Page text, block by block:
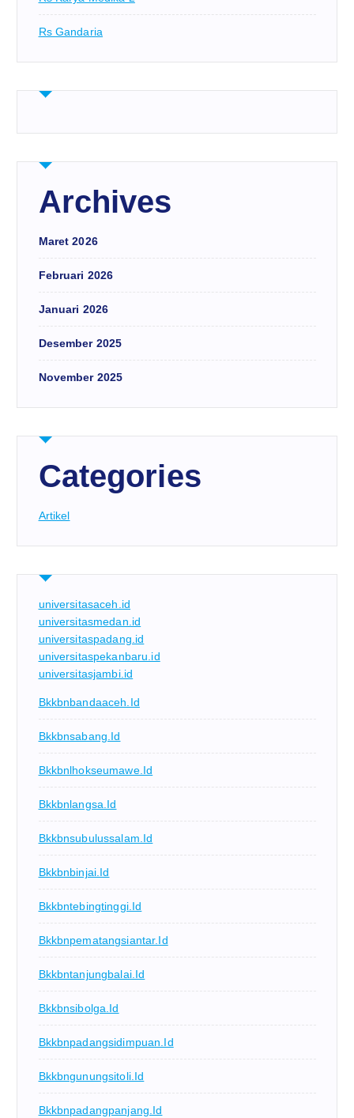
Rs Gandaria
Archives
Maret 2026
Februari 2026
Januari 2026
Desember 2025
November 2025
Categories
Artikel
universitasaceh.id
universitasmedan.id
universitaspadang.id
universitaspekanbaru.id
universitasjambi.id
Bkkbnbandaaceh.id
Bkkbnsabang.id
Bkkbnlhokseumawe.id
Bkkbnlangsa.id
Bkkbnsubulussalam.id
Bkkbnbinjai.id
Bkkbntebingtinggi.id
Bkkbnpematangsiantar.id
Bkkbntanjungbalai.id
Bkkbnsibolga.id
Bkkbnpadangsidimpuan.id
Bkkbngunungsitoli.id
Bkkbnpadangpanjang.id